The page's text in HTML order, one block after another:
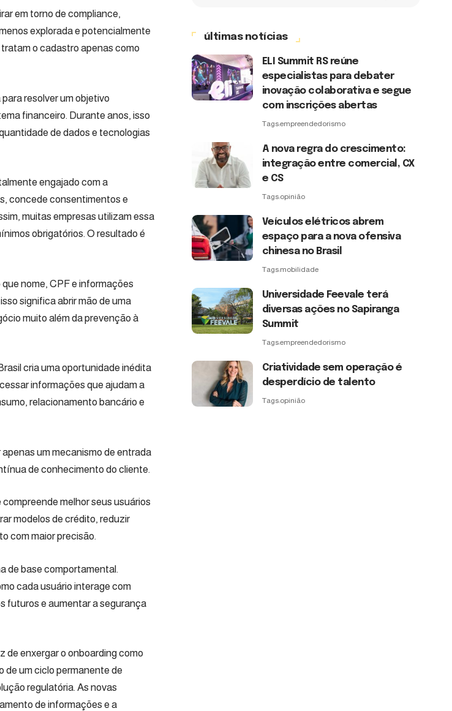
em torno de compliance,
explorada e potencialmente
o cadastro apenas como
resolver um objetivo
financeiro. Durante anos, isso
de dados e tecnologias
engajado com a
concede consentimentos e
muitas empresas utilizam essa
obrigatórios. O resultado é
nome, CPF e informações
significa abrir mão de uma
muito além da prevenção à
cria uma oportunidade inédita
informações que ajudam a
relacionamento bancário e
um mecanismo de entrada
de conhecimento do cliente.
melhor seus usuários
modelos de crédito, reduzir
com maior precisão.
de base comportamental.
cada usuário interage com
futuros e aumentar a segurança
de enxergar o onboarding como
de um ciclo permanente de
regulatória. As novas
de informações e a
últimas notícias
ELI Summit RS reúne
especialistas para debater
inovação colaborativa e segue
com inscrições abertas
Tags:empreendedorismo
A nova regra do crescimento:
integração entre comercial, CX
e CS
Tags:opinião
Veículos elétricos abrem
espaço para a nova ofensiva
chinesa no Brasil
Tags:mobilidade
Universidade Feevale terá
diversas ações no Sapiranga
Summit
Tags:empreendedorismo
Criatividade sem operação é
desperdício de talento
Tags:opinião